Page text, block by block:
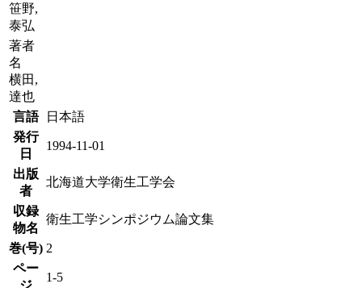
笹野,
泰弘
著者
名
横田,
達也
言語
日本語
発行
日
1994-11-01
出版
者
北海道大学衛生工学会
収録
物名
衛生工学シンポジウム論文集
巻(号) 2
ペー
ジ
1-5